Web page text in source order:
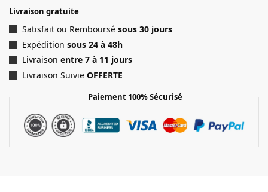
Livraison gratuite
Satisfait ou Remboursé sous 30 jours
Expédition sous 24 à 48h
Livraison entre 7 à 11 jours
Livraison Suivie OFFERTE
Paiement 100% Sécurisé